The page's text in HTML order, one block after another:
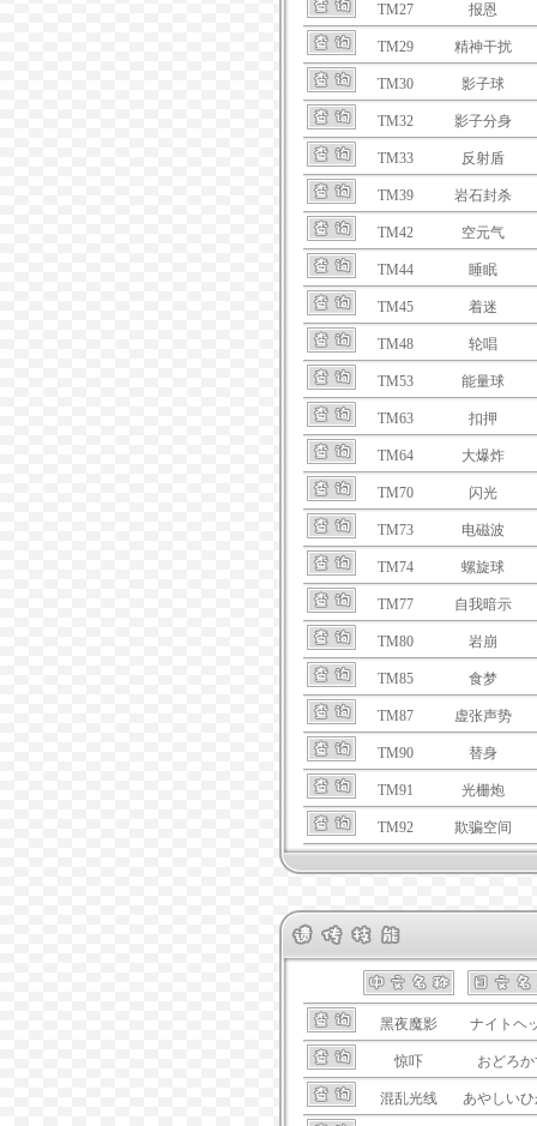
TM27 报恩
TM29 精神干扰
TM30 影子球
TM32 影子分身
TM33 反射盾
TM39 岩石封杀
TM42 空元气
TM44 睡眠
TM45 着迷
TM48 轮唱
TM53 能量球
TM63 扣押
TM64 大爆炸
TM70 闪光
TM73 电磁波
TM74 螺旋球
TM77 自我暗示
TM80 岩崩
TM85 食梦
TM87 虚张声势
TM90 替身
TM91 光栅炮
TM92 欺骗空间
黑夜魔影 ナイトヘ
惊吓 おどろ
混乱光线 あやしい